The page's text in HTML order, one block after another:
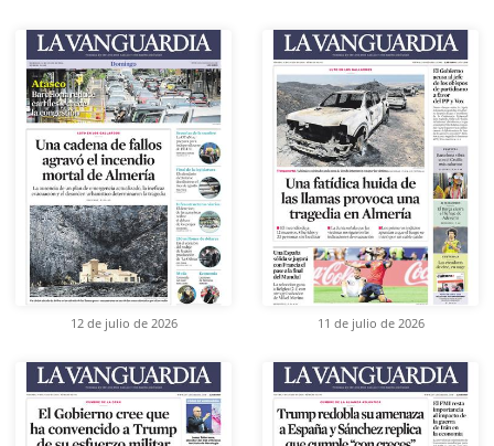
12 de julio de 2026 11 de julio de 2026